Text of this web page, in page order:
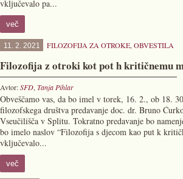
vključevalo pa...
več
11. 2. 2021 FILOZOFIJA ZA OTROKE, OBVESTILA
Filozofija z otroki kot pot h kritičnemu
Avtor:SFD, Tanja Pihlar
Obveščamo vas, da bo imel v torek, 16. 2., ob 18.
filozofskega društva predavanje doc. dr. Bruno
Vseučilišča v Splitu. Tokratno predavanje bo
bo imelo naslov “Filozofija s djecom kao put k
vključevalo...
več